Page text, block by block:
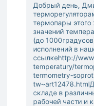
Добрый день,
термопары
значений
(до
исполнений в
ссылкеhttp://
temperatury/
termometry-
tw~art12478.html
складе в
рабочей части и